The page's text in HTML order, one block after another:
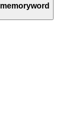
memoryword